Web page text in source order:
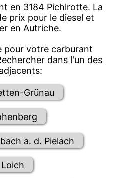
en 3184 Pichlrotte. La
prix pour le diesel et
en Autriche.
pour votre carburant
dans l'un des
Grünau
a. d. Pielach
Loich